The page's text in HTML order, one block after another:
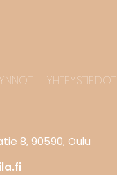
YHTEYSTIEDOT
8, 90590, Oulu